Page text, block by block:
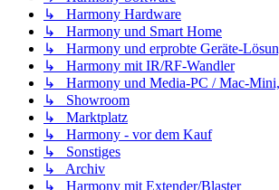
↳ Harmony Hardware
↳ Harmony und Smart Home
↳ Harmony und erprobte Geräte-
↳ Harmony mit IR/RF-Wandler
↳ Harmony und Media-PC / Mac-
↳ Showroom
↳ Marktplatz
↳ Harmony - vor dem Kauf
↳ Sonstiges
↳ Archiv
↳ Harmony mit Extender/Blaster